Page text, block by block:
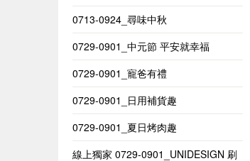
0713-0924_尋味中秋
0729-0901_中元節 平安就幸福
0729-0901_寵爸有禮
0729-0901_日用補貨趣
0729-0901_夏日烤肉趣
線上獨家 0729-0901_UNIDESIGN​ 刷